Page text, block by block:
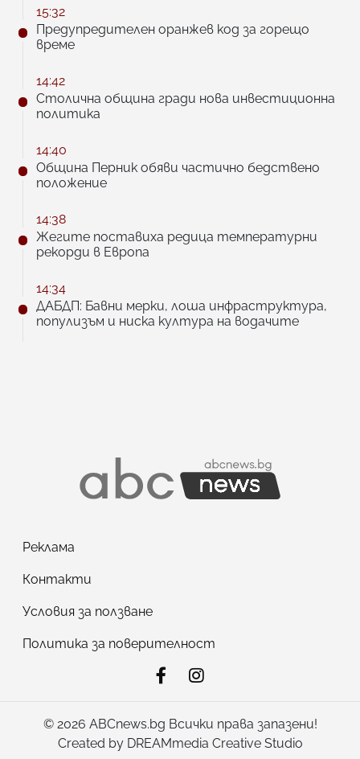
15:32
Предупредителен оранжев код за горещо
време
14:42
Столична община гради нова инвестиционна
политика
14:40
Община Перник обяви частично бедствено
положение
14:38
Жегите поставиха редица температурни
рекорди в Европа
14:34
ДАБДП: Бавни мерки, лоша инфраструктура,
популизъм и ниска култура на водачите
Реклама
Контакти
Условия за ползване
Политика за поверителност
© 2026 ABCnews.bg Всички права запазени!
Created by DREAMmedia Creative Studio